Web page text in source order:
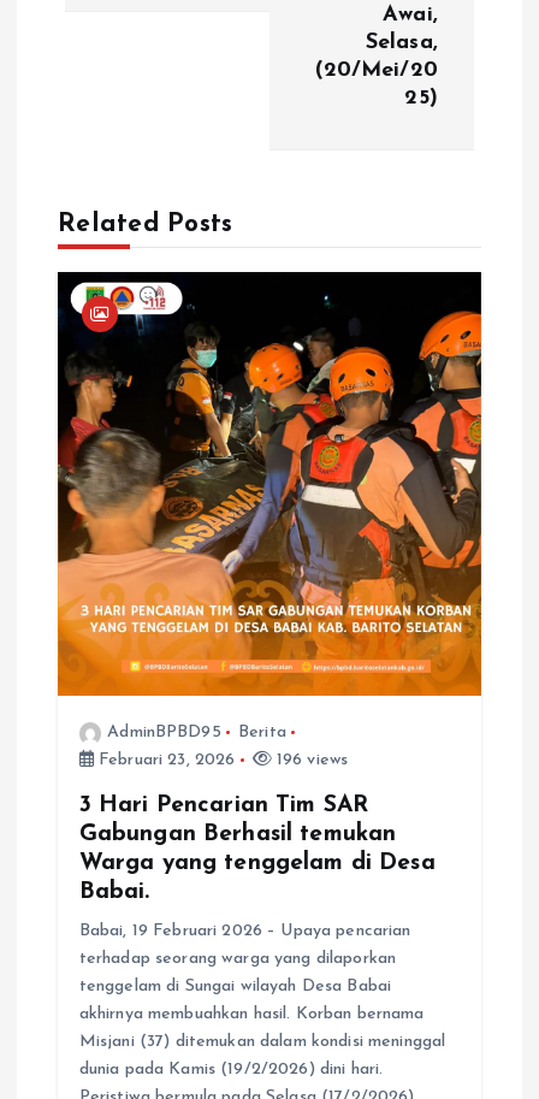
s
Awai,
Selasa,
(20/Mei/20
25)
Related Posts
AdminBPBD95
Berita
Februari 23, 2026
196 views
3 Hari Pencarian Tim SAR
Gabungan Berhasil temukan
Warga yang tenggelam di Desa
Babai.
Babai, 19 Februari 2026 – Upaya pencarian
terhadap seorang warga yang dilaporkan
tenggelam di Sungai wilayah Desa Babai
akhirnya membuahkan hasil. Korban bernama
Misjani (37) ditemukan dalam kondisi meninggal
dunia pada Kamis (19/2/2026) dini hari.